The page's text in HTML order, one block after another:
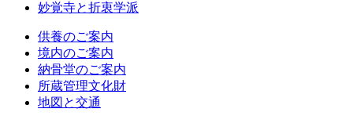
妙覚寺と折衷学派
供養のご案内
境内のご案内
納骨堂のご案内
所蔵管理文化財
地図と交通